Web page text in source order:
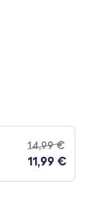
14,99 €
11,99 €